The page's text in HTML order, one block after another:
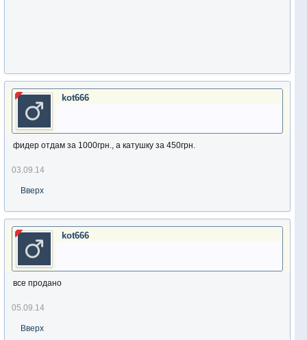
kot666
фидер отдам за 1000грн., а катушку за 450грн.
03.09.14
Вверх
kot666
все продано
05.09.14
Вверх